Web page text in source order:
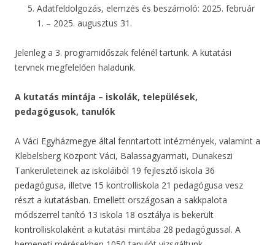
Adatfeldolgozás, elemzés és beszámoló: 2025. február
1. – 2025. augusztus 31.
Jelenleg a 3. programidőszak felénél tartunk. A kutatási
tervnek megfelelően haladunk.
A kutatás mintája – iskolák, települések,
pedagógusok, tanulók
A Váci Egyházmegye által fenntartott intézmények, valamint a
Klebelsberg Központ Váci, Balassagyarmati, Dunakeszi
Tankerületeinek az iskoláiból 19 fejlesztő iskola 36
pedagógusa, illetve 15 kontrolliskola 21 pedagógusa vesz
részt a kutatásban. Emellett országosan a sakkpalota
módszerrel tanító 13 iskola 18 osztálya is bekerült
kontrolliskolaként a kutatási mintába 28 pedagógussal. A